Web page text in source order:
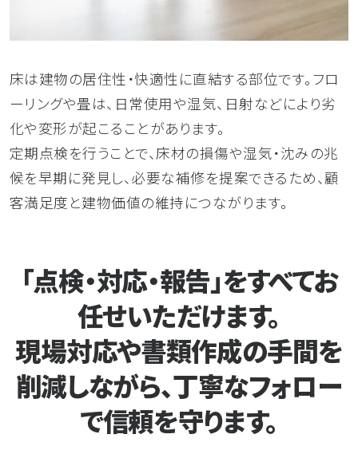
床は建物の居住性・快適性に直結する部位です。フロ
ーリングや畳は、日常使用や湿気、日射などにより劣
化や変形が起こることがあります。
定期点検を行うことで、床材の損傷や湿気・沈みの兆
候を早期に発見し、必要な補修を提案できるため、顧
客満足度と建物価値の維持につながります。
「点検・対応・報告」をすべてお
任せいただけます。
現場対応や書類作成の手間を
削減しながら、丁寧なフォロー
で信頼を守ります。